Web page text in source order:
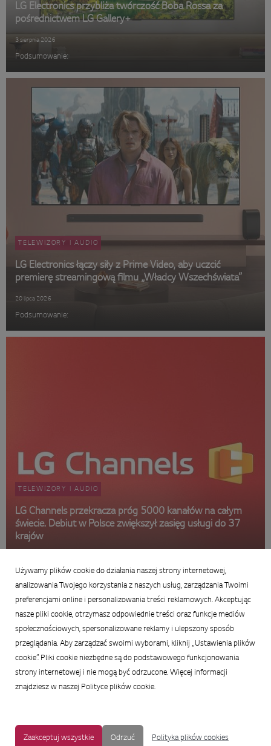
LG Electronics przybliża twórczość Boba Rossa za
pośrednictwem LG Gallery+
3 sierpnia 2026
Podsumowanie:
TELEWIZORY I AUDIO
LG Electronics łączy siły z Prime Video, aby uczcić
premierę streamingową filmu „Władcy Wszechświata”
20 lipca 2026
Podsumowanie:
TELEWIZORY I AUDIO
LG Channels przekracza próg 5000 kanałów na całym
świecie. Debiut w Polsce zwiększył zasięg usługi do 37
krajów
Podsumowanie:
Używamy plików cookie do działania naszej strony internetowej,
analizowania Twojego korzystania z naszych usług, zarządzania Twoimi
preferencjami online i personalizowania treści reklamowych. Akceptując
nasze pliki cookie, otrzymasz odpowiednie treści oraz funkcje mediów
społecznościowych, spersonalizowane reklamy i ulepszony sposób
przeglądania. Aby zarządzać swoimi wyborami, kliknij „Ustawienia plików
cookie”. Pliki cookie niezbędne są do podstawowego funkcjonowania
strony internetowej i nie mogą być odrzucone. Więcej informacji
znajdziesz w naszej Polityce plików cookie.
Zaakceptuj wszystkie Odrzuć Polityka plików cookies